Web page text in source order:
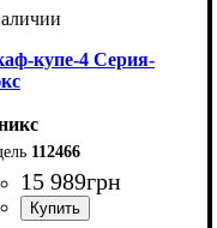
купе-4 Серия-
112466
15 989грн